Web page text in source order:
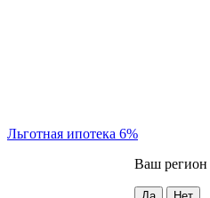
Льготная ипотека 6%
Ваш регион